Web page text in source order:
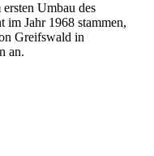
Umbau des
im Jahr 1968 stammen,
Greifswald in
an.